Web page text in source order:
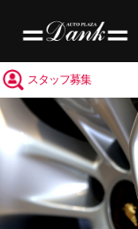
スタッフ募集